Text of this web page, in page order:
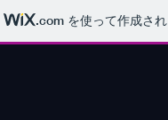
.com を使って作成さ